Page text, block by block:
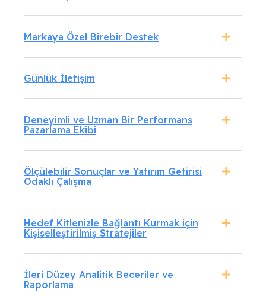
Markaya Özel Birebir Destek
Günlük İletişim
Deneyimli ve Uzman Bir Performans
Pazarlama Ekibi
Ölçülebilir Sonuçlar ve Yatırım Getirisi
Odaklı Çalışma
Hedef Kitlenizle Bağlantı Kurmak için
Kişiselleştirilmiş Stratejiler
İleri Düzey Analitik Beceriler ve
Raporlama